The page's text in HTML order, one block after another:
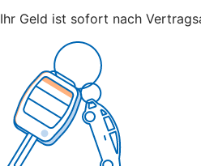
Ihr Geld ist sofort nach